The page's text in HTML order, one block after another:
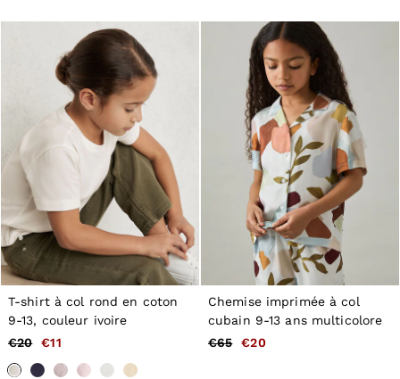
Trousers
Suits & Tailoring
Blazers
Skirts & Shorts
Swimwear
Shirts & Blouses
Sweats & Joggers
Jackets & Coats
Knitwear & Jumpers
Petite
Jeans
Shoes
Accessories
Brands Outlet
34
38
40
42
46
T-shirt à col rond en coton
9-13, couleur ivoire
€20
€11
Chemise imprimée à col
cubain 9-13 ans multicolore
€65
€20